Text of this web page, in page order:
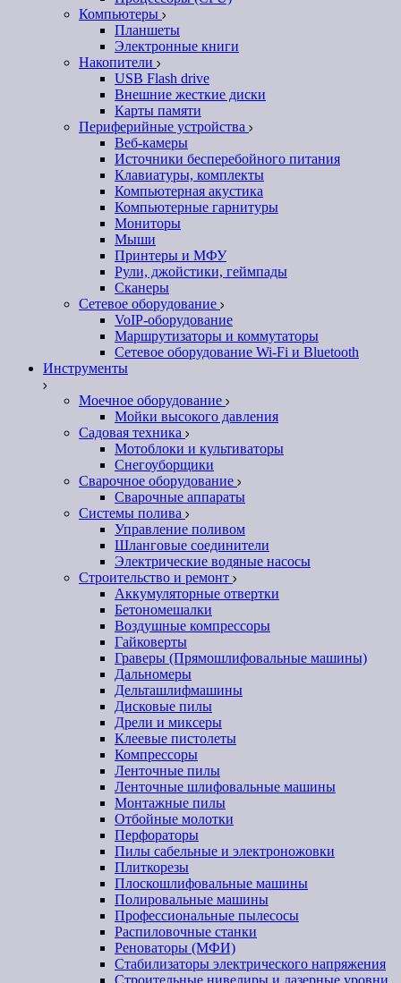
Компьютеры
Планшеты
Электронные книги
Накопители
USB Flash drive
Внешние жесткие диски
Карты памяти
Периферийные устройства
Веб-камеры
Источники бесперебойного питания
Клавиатуры, комплекты
Компьютерная акустика
Компьютерные гарнитуры
Мониторы
Мыши
Принтеры и МФУ
Рули, джойстики, геймпады
Сканеры
Сетевое оборудование
VoIP-оборудование
Маршрутизаторы и коммутаторы
Сетевое оборудование Wi-Fi и Bluetooth
Инструменты
Моечное оборудование
Мойки высокого давления
Садовая техника
Мотоблоки и культиваторы
Снегоуборщики
Сварочное оборудование
Сварочные аппараты
Системы полива
Управление поливом
Шланговые соединители
Электрические водяные насосы
Строительство и ремонт
Аккумуляторные отвертки
Бетономешалки
Воздушные компрессоры
Гайковерты
Граверы (Прямошлифовальные машины)
Дальномеры
Дельташлифмашины
Дисковые пилы
Дрели и миксеры
Клеевые пистолеты
Компрессоры
Ленточные пилы
Ленточные шлифовальные машины
Монтажные пилы
Отбойные молотки
Перфораторы
Пилы сабельные и электроножовки
Плиткорезы
Плоскошлифовальные машины
Полировальные машины
Профессиональные пылесосы
Распиловочные станки
Реноваторы (МФИ)
Стабилизаторы электрического напряжения
Строительные нивелиры и лазерные уровни